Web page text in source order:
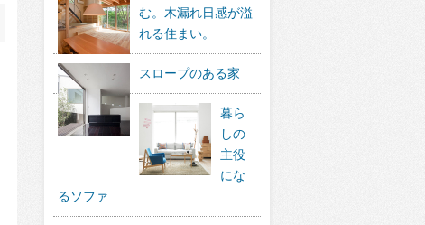
む。木漏れ日感が溢
れる住まい。
スロープのある家
暮ら
しの
主役
にな
るソファ